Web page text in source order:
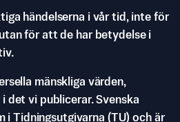
händelserna i vår tid, inte för
för att de har betydelse i
mänskliga värden,
det vi publicerar. Svenska
i Tidningsutgivarna (TU) och är